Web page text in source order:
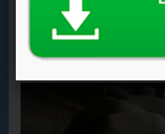
No estás solo ni desamparado